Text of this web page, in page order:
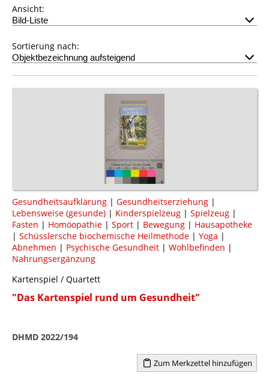
Ansicht:
Sortierung nach:
Gesundheitsaufklärung | Gesundheitserziehung |
Lebensweise (gesunde) | Kinderspielzeug | Spielzeug |
Fasten | Homöopathie | Sport | Bewegung | Hausapotheke
| Schüsslersche biochemische Heilmethode | Yoga |
Abnehmen | Psychische Gesundheit | Wohlbefinden |
Nahrungsergänzung
Kartenspiel / Quartett
"Das Kartenspiel rund um Gesundheit"
DHMD 2022/194
Zum Merkzettel hinzufügen